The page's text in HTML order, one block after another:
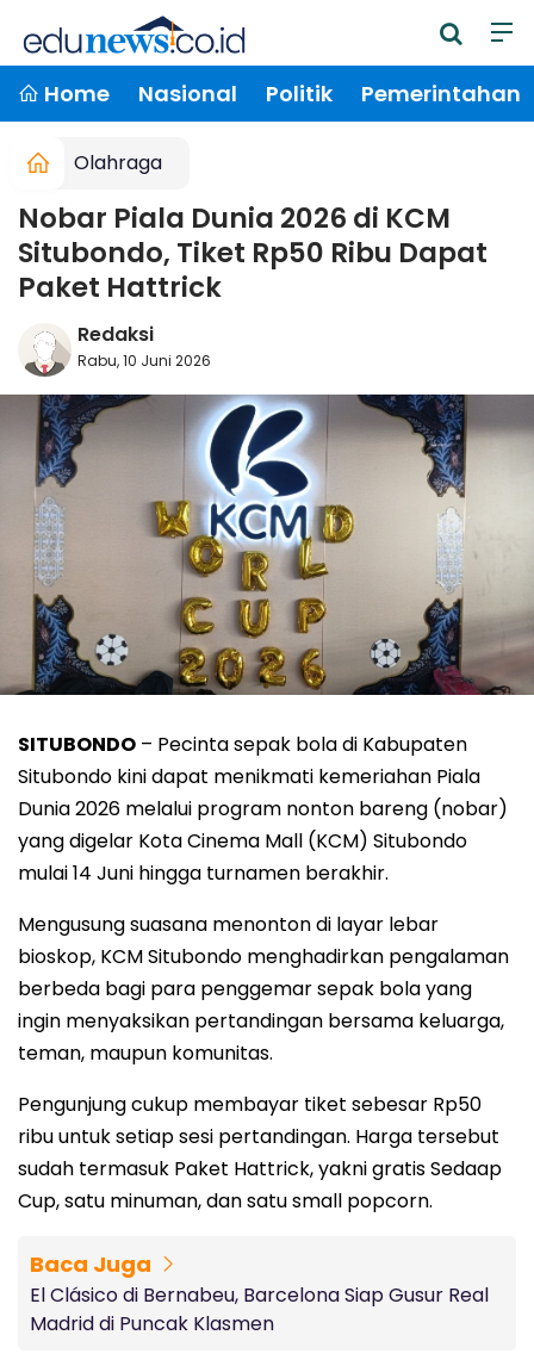
Home Nasional Politik Pemerintahan
Olahraga
Nobar Piala Dunia 2026 di KCM
Situbondo, Tiket Rp50 Ribu Dapat
Paket Hattrick
Redaksi
Rabu, 10 Juni 2026
SITUBONDO – Pecinta sepak bola di Kabupaten
Situbondo kini dapat menikmati kemeriahan Piala
Dunia 2026 melalui program nonton bareng (nobar)
yang digelar Kota Cinema Mall (KCM) Situbondo
mulai 14 Juni hingga turnamen berakhir.
Mengusung suasana menonton di layar lebar
bioskop, KCM Situbondo menghadirkan pengalaman
berbeda bagi para penggemar sepak bola yang
ingin menyaksikan pertandingan bersama keluarga,
teman, maupun komunitas.
Pengunjung cukup membayar tiket sebesar Rp50
ribu untuk setiap sesi pertandingan. Harga tersebut
sudah termasuk Paket Hattrick, yakni gratis Sedaap
Cup, satu minuman, dan satu small popcorn.
Baca Juga
El Clásico di Bernabeu, Barcelona Siap Gusur Real
Madrid di Puncak Klasmen